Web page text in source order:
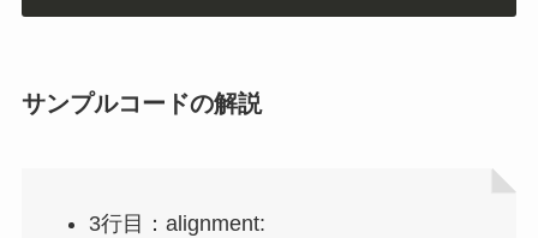
サンプルコードの解説
3行目：alignment: